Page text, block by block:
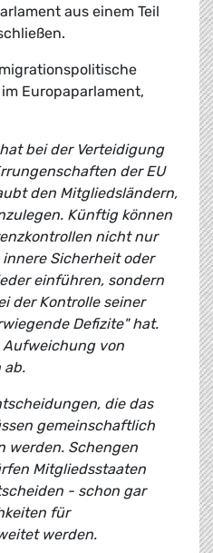
aus einem Teil
Europaparlament,
bei der Verteidigung
der EU
den Mitgliedsländern,
Künftig können
nicht nur
Sicherheit oder
einführen, sondern
der Kontrolle seiner
Defizite" hat.
Aufweichung von
ab.
die das
gemeinschaftlich
werden. Schengen
Mitgliedsstaaten
- schon gar
für
werden.